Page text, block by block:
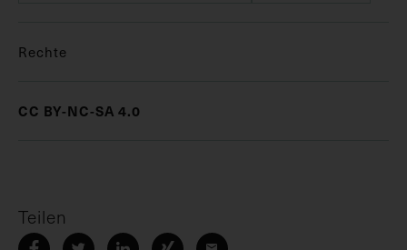
Rechte
CC BY-NC-SA 4.0
Teilen